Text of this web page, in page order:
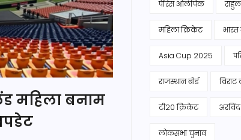
महिला बनाम
पेरिस ओलंपिक
महिला क्रिकेट
Asia Cup 2025
राजस्थान बोर्ड विराट
टी20 क्रिकेट
लोकसभा चुनाव